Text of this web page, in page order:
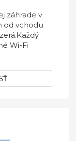
záhrade v
od vchodu
Wi-Fi